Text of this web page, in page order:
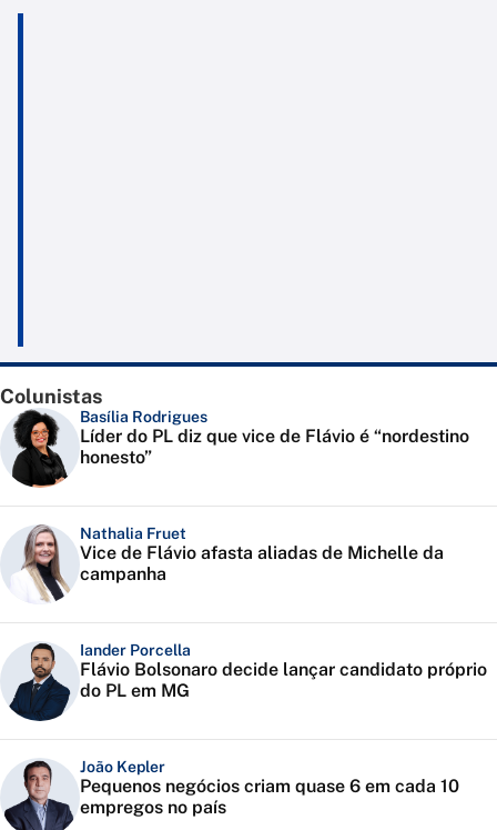
Colunistas
Basília Rodrigues
Líder do PL diz que vice de Flávio é “nordestino
honesto”
Nathalia Fruet
Vice de Flávio afasta aliadas de Michelle da
campanha
Iander Porcella
Flávio Bolsonaro decide lançar candidato próprio
do PL em MG
João Kepler
Pequenos negócios criam quase 6 em cada 10
empregos no país